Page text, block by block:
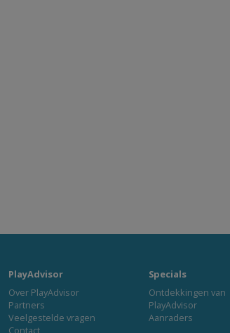
PlayAdvisor
Over PlayAdvisor
Partners
Veelgestelde vragen
Contact
Specials
Ontdekkingen van
PlayAdvisor
Aanraders